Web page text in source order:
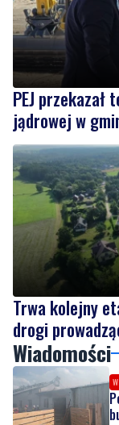
PEJ
jądrowej w
Trwa kolejny
drogi
Wiadomości